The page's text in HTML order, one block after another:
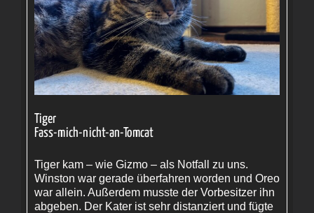
Tiger
Fass-mich-nicht-an-Tomcat
Tiger kam – wie Gizmo – als Notfall zu uns.
Winston war gerade überfahren worden und Oreo
war allein. Außerdem musste der Vorbesitzer ihn
abgeben. Der Kater ist sehr distanziert und fügte